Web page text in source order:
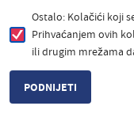
Ostalo: Kolačići koji
Prihvaćanjem ovih
ili drugim mrežama